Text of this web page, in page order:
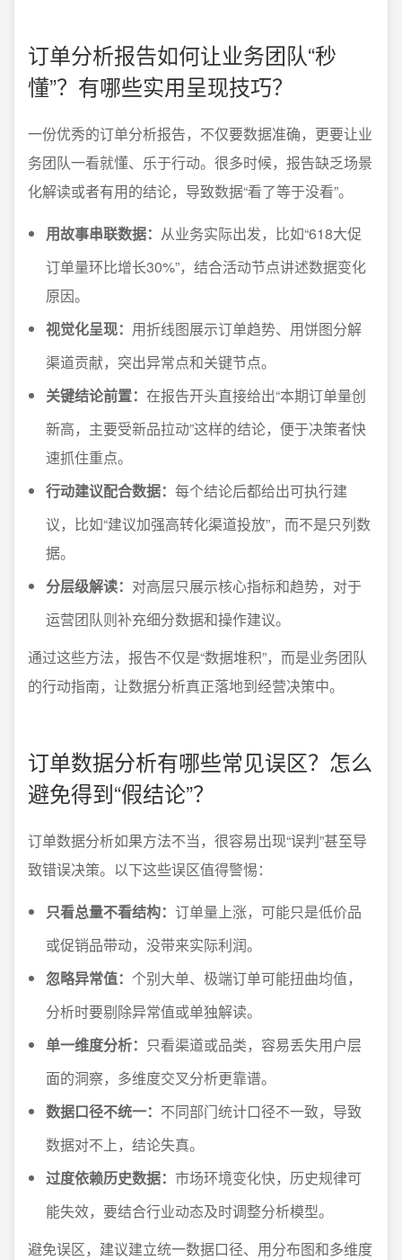
订单分析报告如何让业务团队“秒
懂”？有哪些实用呈现技巧？
一份优秀的订单分析报告，不仅要数据准确，更要让业
务团队一看就懂、乐于行动。很多时候，报告缺乏场景
化解读或者有用的结论，导致数据“看了等于没看”。
用故事串联数据： 从业务实际出发，比如“618大促
订单量环比增长30%”，结合活动节点讲述数据变化
原因。
视觉化呈现： 用折线图展示订单趋势、用饼图分解
渠道贡献，突出异常点和关键节点。
关键结论前置： 在报告开头直接给出“本期订单量创
新高，主要受新品拉动”这样的结论，便于决策者快
速抓住重点。
行动建议配合数据： 每个结论后都给出可执行建
议，比如“建议加强高转化渠道投放”，而不是只列数
据。
分层级解读： 对高层只展示核心指标和趋势，对于
运营团队则补充细分数据和操作建议。
通过这些方法，报告不仅是“数据堆积”，而是业务团队
的行动指南，让数据分析真正落地到经营决策中。
订单数据分析有哪些常见误区？怎么
避免得到“假结论”？
订单数据分析如果方法不当，很容易出现“误判”甚至导
致错误决策。以下这些误区值得警惕：
只看总量不看结构： 订单量上涨，可能只是低价品
或促销品带动，没带来实际利润。
忽略异常值： 个别大单、极端订单可能扭曲均值，
分析时要剔除异常值或单独解读。
单一维度分析： 只看渠道或品类，容易丢失用户层
面的洞察，多维度交叉分析更靠谱。
数据口径不统一： 不同部门统计口径不一致，导致
数据对不上，结论失真。
过度依赖历史数据： 市场环境变化快，历史规律可
能失效，要结合行业动态及时调整分析模型。
避免误区，建议建立统一数据口径、用分布图和多维度